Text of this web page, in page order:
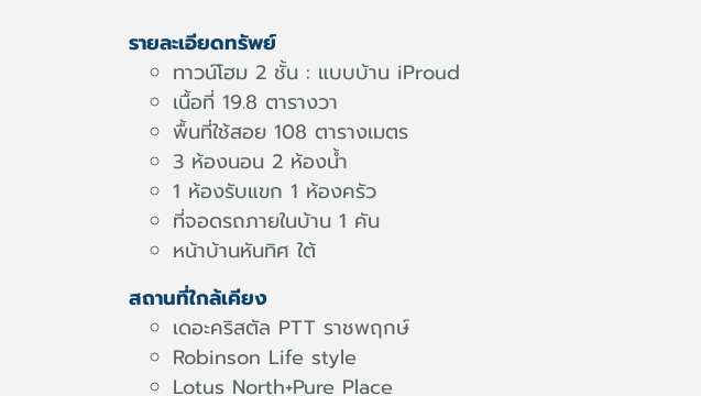
รายละเอียดทรัพย์
ทาวน์โฮม 2 ชั้น : แบบบ้าน iProud
เนื้อที่ 19.8 ตารางวา
พื้นที่ใช้สอย 108 ตารางเมตร
3 ห้องนอน 2 ห้องน้ำ
1 ห้องรับแขก 1 ห้องครัว
ที่จอดรถภายในบ้าน 1 คัน
หน้าบ้านหันทิศ ใต้
สถานที่ใกล้เคียง
เดอะคริสตัล PTT ราชพฤกษ์
Robinson Life style
Lotus North+Pure Place